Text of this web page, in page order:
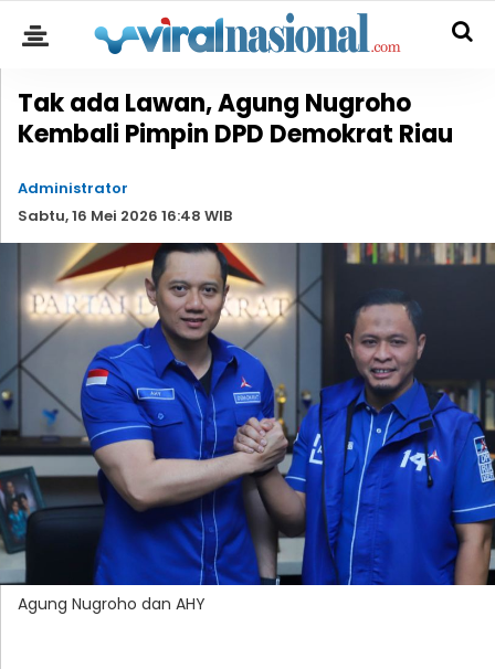
Tak ada Lawan, Agung Nugroho
Kembali Pimpin DPD Demokrat Riau
Administrator
Sabtu, 16 Mei 2026 16:48 WIB
Agung Nugroho dan AHY